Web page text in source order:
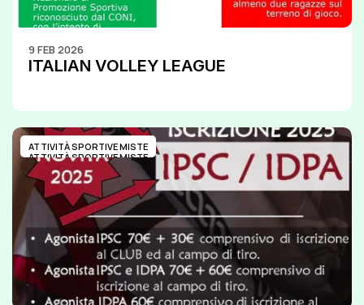
9 FEB 2026
ITALIAN VOLLEY LEAGUE
ATTIVITÀ SPORTIVE MISTE
ATTIVITÀ SPORTIVE MISTE